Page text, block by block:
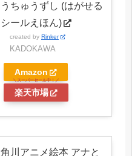
うちゅうずし (はがせる
シールえほん)
created by Rinker
KADOKAWA
Amazon
楽天市場
角川アニメ絵本 アナと